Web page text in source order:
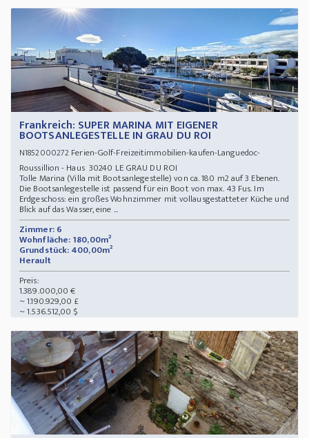
Frankreich: SUPER MARINA MIT EIGENER
BOOTSANLEGESTELLE IN GRAU DU ROI
N1852000272 Ferien-Golf-Freizeitimmobilien-kaufen-Languedoc-
Roussillion - Haus 30240 LE GRAU DU ROI
Tolle Marina (Villa mit Bootsanlegestelle) von ca. 180 m2 auf 3 Ebenen.
Die Bootsanlegestelle ist passend für ein Boot von max. 43 Fus. Im
Erdgeschoss: ein großes Wohnzimmer mit vollausgestatteter Küche und
Blick auf das Wasser, eine ...
Zimmer: 6
Wohnfläche: 180,00m²
Grundstück: 400,00m²
Herault
Preis:
1.389.000,00 €
~ 1.190.929,00 £
~ 1.536.512,00 $